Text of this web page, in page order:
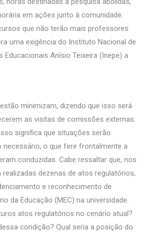
em ações junto à comunidade.
que não terão mais professores
uma exigência do Instituto Nacional de
Educacionais Anísio Teixeira (Inepe) a
minimizam, dizendo que isso será
as visitas de comissões externas.
significa que situações serão
necessário, o que fere frontalmente a
conduzidas. Cabe ressaltar que, nos
dezenas de atos regulatórios,
e reconhecimento de
da Educação (MEC) na universidade.
atos regulatórios no cenário atual?
condição? Qual seria a posição do